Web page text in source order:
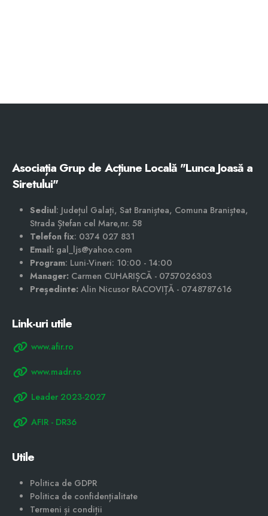
Asociația Grup de Acțiune Locală "Lunca Joasă a
Siretului"
Sediul: Județul Galați, Sat Braniștea, Comuna Braniștea,
Strada Ștefan cel Mare,nr. 58
Telefon fix: 0374 027 831
Email: gal_ljs@yahoo.com
Program: Luni-Vineri: 10:00 - 14:00
Manager: Carmen CUHARIȘCĂ - 0757026303
Președinte: Alin Nicusor RACOVIȚĂ - 0748787616
Link-uri utile
www.afir.ro
www.madr.ro
Leader 2023-2027
AFIR - DR36
Utile
Politica de GDPR
Politica de confidențialitate
Termeni și condiții